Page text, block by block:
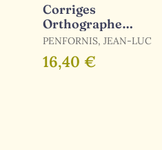
Corriges
Orthographe
Progressive
Débutant
PENFORNIS, JEAN-LUC
16,40 €